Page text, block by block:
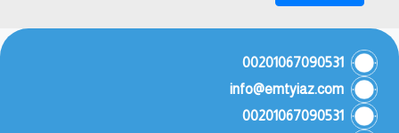
00201067090531
info@emtyiaz.com
00201067090531